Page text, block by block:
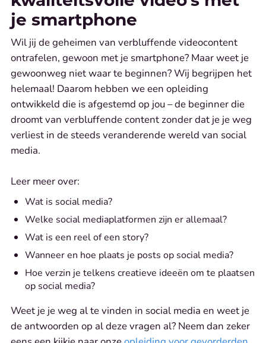
je smartphone
Wil jij de geheimen van verbluffende videocontent
ontrafelen, gewoon met je smartphone? Maar weet je
gewoonweg niet waar te beginnen? Wij begrijpen het
helemaal! Daarom hebben we een opleiding
ontwikkeld die is afgestemd op jou – de beginner die
droomt van verbluffende content zonder dat je je weg
verliest in de steeds veranderende wereld van social
media.
Leer meer over:
Wat is social media?
Welke social mediaplatformen zijn er allemaal?
Wat is een reel of een story?
Wanneer en hoe plaats je posts op social media?
Hoe verzin je telkens creatieve ideeën om te plaatsen
op social media?
Weet je je weg al te vinden in social media en weet je
de antwoorden op al deze vragen al? Neem dan zeker